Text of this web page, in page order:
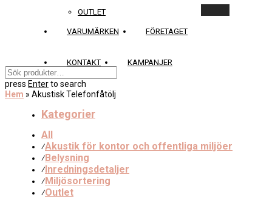
OUTLET
VARUMÄRKEN FÖRETAGET
KONTAKT KAMPANJER
press Enterto search
Hem » Akustisk Telefonfåtölj
Kategorier
All
⁄Akustik för kontor och offentliga miljöer
⁄Belysning
⁄Inredningsdetaljer
⁄Miljösortering
⁄Outlet